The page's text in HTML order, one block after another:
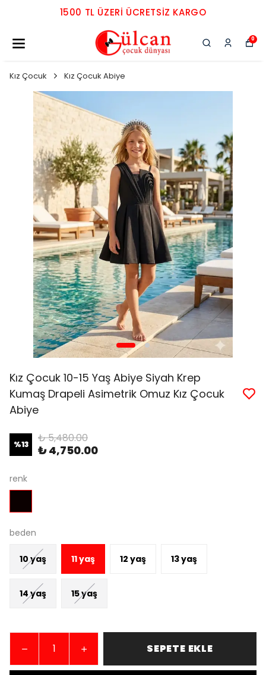
1500 TL ÜZERI ÜCRETSIZ KARGO
0
Kız Çocuk Kız Çocuk Abiye
Kız Çocuk 10-15 Yaş Abiye Siyah Krep
Kumaş Drapeli Asimetrik Omuz Kız Çocuk
Abiye
%13 ₺ 5,480.00
₺ 4,750.00
renk
beden
10 yaş 11 yaş 12 yaş 13 yaş
14 yaş 15 yaş
SEPETE EKLE